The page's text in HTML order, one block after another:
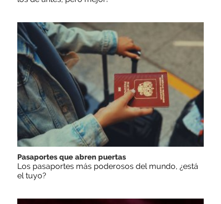
Pasaportes que abren puertas
Los pasaportes más poderosos del mundo, ¿está
el tuyo?